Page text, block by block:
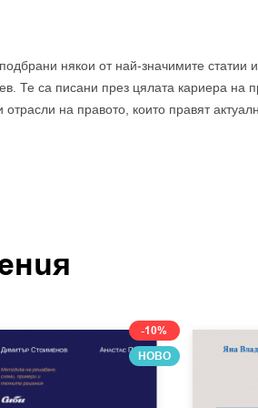
някои от най-значимите статии
Те са писани през цялата кариера на
на правото, които правят
-10%
НОВО